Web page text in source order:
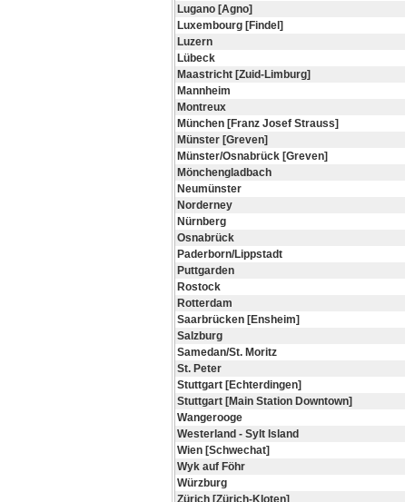
Lugano [Agno]
Luxembourg [Findel]
Luzern
Lübeck
Maastricht [Zuid-Limburg]
Mannheim
Montreux
München [Franz Josef Strauss]
Münster [Greven]
Münster/Osnabrück [Greven]
Mönchengladbach
Neumünster
Norderney
Nürnberg
Osnabrück
Paderborn/Lippstadt
Puttgarden
Rostock
Rotterdam
Saarbrücken [Ensheim]
Salzburg
Samedan/St. Moritz
St. Peter
Stuttgart [Echterdingen]
Stuttgart [Main Station Downtown]
Wangerooge
Westerland - Sylt Island
Wien [Schwechat]
Wyk auf Föhr
Würzburg
Zürich [Zürich-Kloten]